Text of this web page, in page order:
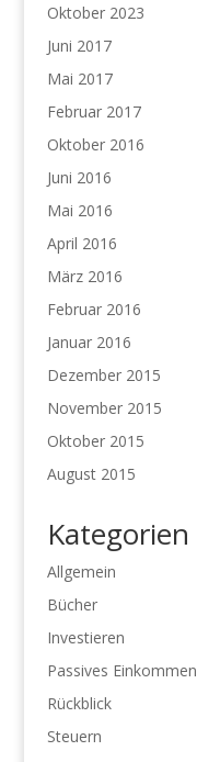
Oktober 2023
Juni 2017
Mai 2017
Februar 2017
Oktober 2016
Juni 2016
Mai 2016
April 2016
März 2016
Februar 2016
Januar 2016
Dezember 2015
November 2015
Oktober 2015
August 2015
Kategorien
Allgemein
Bücher
Investieren
Passives Einkommen
Rückblick
Steuern